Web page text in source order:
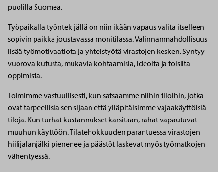
puolilla Suomea.
Työpaikalla työntekijällä on niin ikään vapaus valita itselleen
sopivin paikka joustavassa monitilassa. Valinnanmahdollisuus
lisää työmotivaatiota ja yhteistyötä virastojen kesken. Syntyy
vuorovaikutusta, mukavia kohtaamisia, ideoita ja toisilta
oppimista.
Toimimme vastuullisesti, kun satsaamme niihin tiloihin, jotka
ovat tarpeellisia sen sijaan että ylläpitäisimme vajaakäyttöisiä
tiloja. Kun turhat kustannukset karsitaan, rahat vapautuvat
muuhun käyttöön. Tilatehokkuuden parantuessa virastojen
hiilijalanjälki pienenee ja päästöt laskevat myös työmatkojen
vähentyessä.